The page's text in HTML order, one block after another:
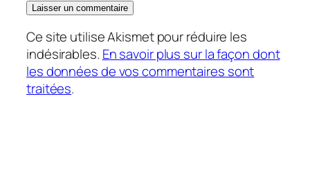
Ce site utilise Akismet pour réduire les
indésirables. En savoir plus sur la façon dont
les données de vos commentaires sont
traitées.